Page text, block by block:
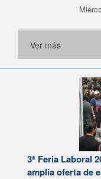
Ver más
3ª Feria Laboral
amplia oferta de